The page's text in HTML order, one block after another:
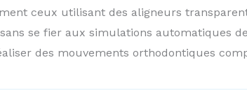
ceux utilisant des aligneurs
se fier aux simulations automatiques
des mouvements orthodontiques